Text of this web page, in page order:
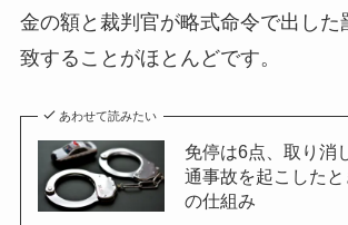
金の額と裁判官が略式命令で出した
致することがほとんどです。
あわせて読みたい
免停は6点、取り消
通事故を起こした
の仕組み